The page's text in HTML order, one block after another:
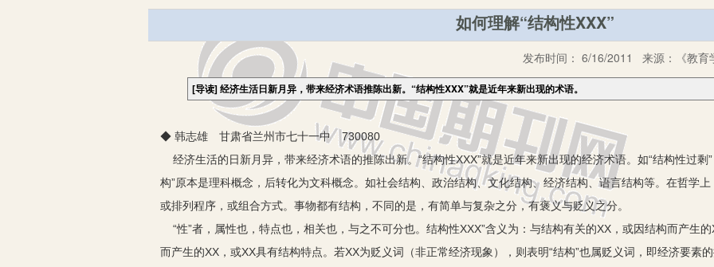
如何理解“结构性XXX”
发布时间： 6/16/2011 来源： 《教
[导读]经济生活日新月异，带来经济术语推陈出新。“结构性XXX”就是近年来新出现的术语。
◆ 韩志雄 甘肃省兰州市七十一中 730080
经济生活的日新月异，带来经济术语的推陈出新。“结构性XXX”就是近年来新出现的经济术语。如“结构性过剩”
构”原本是理科概念，后转化为文科概念。如社会结构、政治结构、文化结构、经济结构、语言结构等。在哲学
或排列程序，或组合方式。事物都有结构，不同的是，有简单与复杂之分，有褒义与贬义之分。
“性”者，属性也，特点也，相关也，与之不可分也。结构性XXX”含义为：与结构有关的XX，或因结构而产生
而产生的XX，或XX具有结构特点。若XX为贬义词（非正常经济现象），则表明“结构”也属贬义词，即经济要素